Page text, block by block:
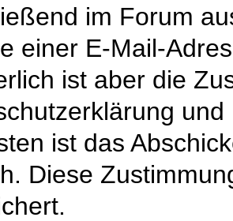
im Forum
einer E-Mail-
ist aber die
ist das
Diese